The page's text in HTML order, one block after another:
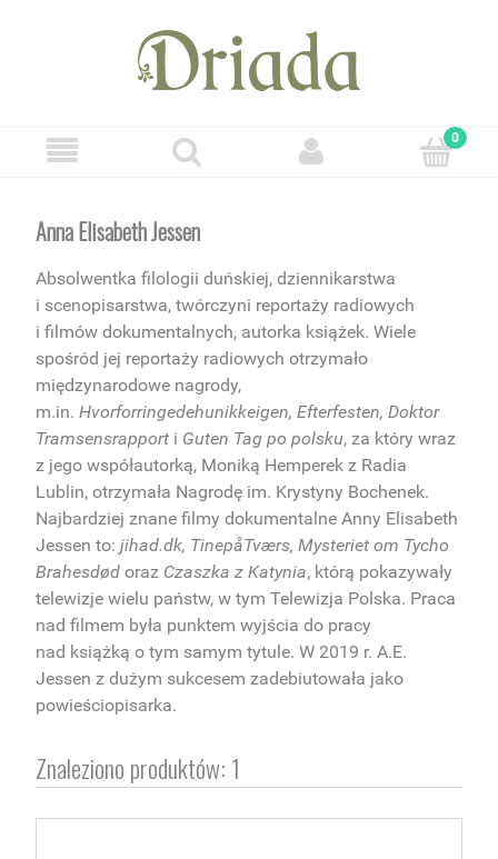
Anna Elisabeth Jessen
Absolwentka filologii duńskiej, dziennikarstwa
i scenopisarstwa, twórczyni reportaży radiowych
i filmów dokumentalnych, autorka książek. Wiele
spośród jej reportaży radiowych otrzymało
międzynarodowe nagrody,
m.in. Hvorforringedehunikkeigen, Efterfesten, Doktor
Tramsensrapport i Guten Tag po polsku, za który wraz
z jego współautorką, Moniką Hemperek z Radia
Lublin, otrzymała Nagrodę im. Krystyny Bochenek.
Najbardziej znane filmy dokumentalne Anny Elisabeth
Jessen to: jihad.dk, TinepåTværs, Mysteriet om Tycho
Brahesdød oraz Czaszka z Katynia, którą pokazywały
telewizje wielu państw, w tym Telewizja Polska. Praca
nad filmem była punktem wyjścia do pracy
nad książką o tym samym tytule. W 2019 r. A.E.
Jessen z dużym sukcesem zadebiutowała jako
powieściopisarka.
Znaleziono produktów: 1